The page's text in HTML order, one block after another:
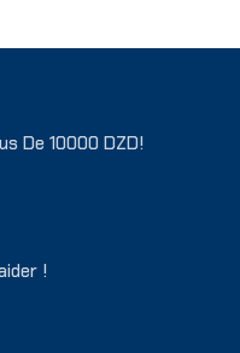
De 10000 DZD!
!